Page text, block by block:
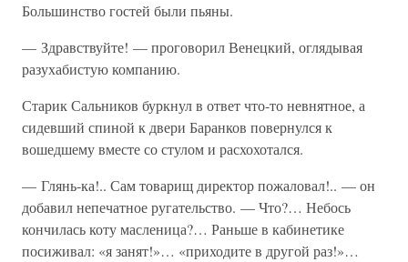
Большинство гостей были пьяны.
— Здравствуйте! — проговорил Венецкий, оглядывая
разухабистую компанию.
Старик Сальников буркнул в ответ что-то невнятное, а
сидевший спиной к двери Баранков повернулся к
вошедшему вместе со стулом и расхохотался.
— Глянь-ка!.. Сам товарищ директор пожаловал!.. — он
добавил непечатное ругательство. — Что?… Небось
кончилась коту масленица?… Раньше в кабинетике
посиживал: «я занят!»… «приходите в другой раз!»…